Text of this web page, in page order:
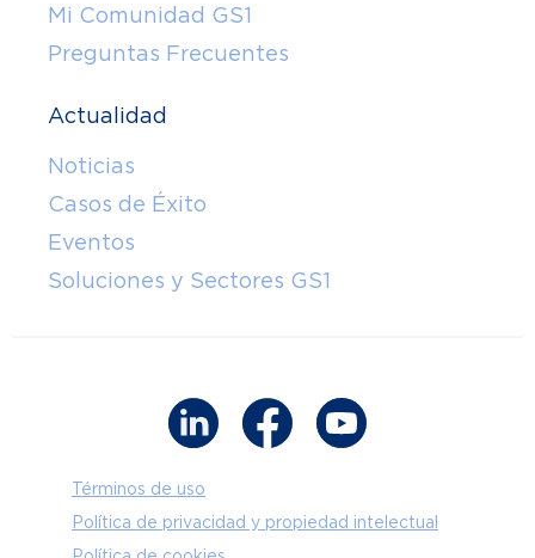
Mi Comunidad GS1
Preguntas Frecuentes
Actualidad
Noticias
Casos de Éxito
Eventos
Soluciones y Sectores GS1
Términos de uso
Política de privacidad y propiedad intelectual